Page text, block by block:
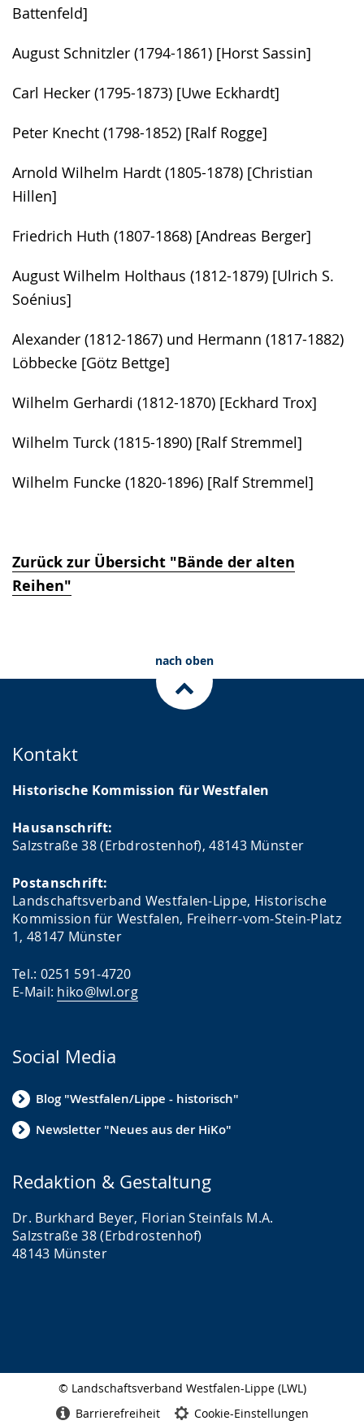
Battenfeld]
August Schnitzler (1794-1861) [Horst Sassin]
Carl Hecker (1795-1873) [Uwe Eckhardt]
Peter Knecht (1798-1852) [Ralf Rogge]
Arnold Wilhelm Hardt (1805-1878) [Christian
Hillen]
Friedrich Huth (1807-1868) [Andreas Berger]
August Wilhelm Holthaus (1812-1879) [Ulrich S.
Soénius]
Alexander (1812-1867) und Hermann (1817-1882)
Löbbecke [Götz Bettge]
Wilhelm Gerhardi (1812-1870) [Eckhard Trox]
Wilhelm Turck (1815-1890) [Ralf Stremmel]
Wilhelm Funcke (1820-1896) [Ralf Stremmel]
Zurück zur Übersicht "Bände der alten
Reihen"
nach oben
Kontakt
Historische Kommission für Westfalen
Hausanschrift:
Salzstraße 38 (Erbdrostenhof), 48143 Münster
Postanschrift:
Landschaftsverband Westfalen-Lippe, Historische
Kommission für Westfalen, Freiherr-vom-Stein-Platz
1, 48147 Münster
Tel.: 0251 591-4720
E-Mail: hiko@lwl.org
Social Media
Blog "Westfalen/Lippe - historisch"
Newsletter "Neues aus der HiKo"
Redaktion & Gestaltung
Dr. Burkhard Beyer, Florian Steinfals M.A.
Salzstraße 38 (Erbdrostenhof)
48143 Münster
© Landschaftsverband Westfalen-Lippe (LWL)
Barrierefreiheit Cookie-Einstellungen